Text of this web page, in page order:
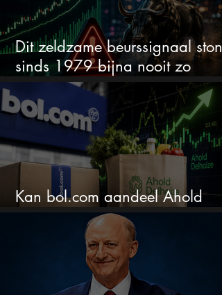
Dit zeldzame beurssignaal stond
sinds 1979 bijna nooit zo
extreem
Kan bol.com aandeel Ahold
nieuw leven inblazen?